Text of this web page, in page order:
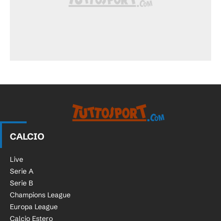
CALCIO
Live
Serie A
Serie B
Champions League
Europa League
Calcio Estero